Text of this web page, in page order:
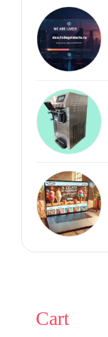
Cart